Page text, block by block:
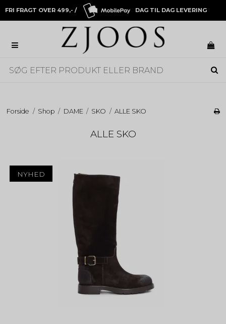
FRI FRAGT OVER 499,- / DAG TIL DAG LEVERING
Forside / Shop / DAME / SKO / ALLE SKO
ALLE SKO
NYHED